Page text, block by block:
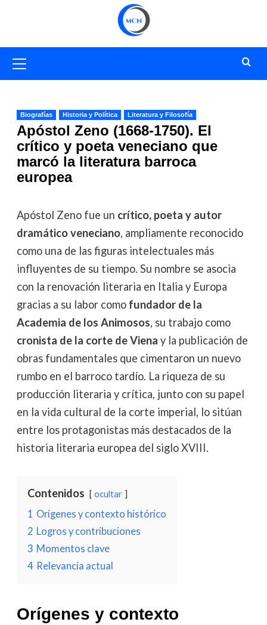
primario
Biografías Historia y Política Literatura y Filosofía
Apóstol Zeno (1668-1750). El
crítico y poeta veneciano que
marcó la literatura barroca
europea
Apóstol Zeno fue un crítico, poeta y autor
dramático veneciano, ampliamente reconocido
como una de las figuras intelectuales más
influyentes de su tiempo. Su nombre se asocia
con la renovación literaria en Italia y Europa
gracias a su labor como fundador de la
Academia de los Animosos, su trabajo como
cronista de la corte de Viena y la publicación de
obras fundamentales que cimentaron un nuevo
rumbo en el barroco tardío. La riqueza de su
producción literaria y crítica, junto con su papel
en la vida cultural de la corte imperial, lo sitúan
entre los protagonistas más destacados de la
historia literaria europea del siglo XVIII.
Contenidos ocultar
1 Orígenes y contexto histórico
2 Logros y contribuciones
3 Momentos clave
4 Relevancia actual
Orígenes y contexto